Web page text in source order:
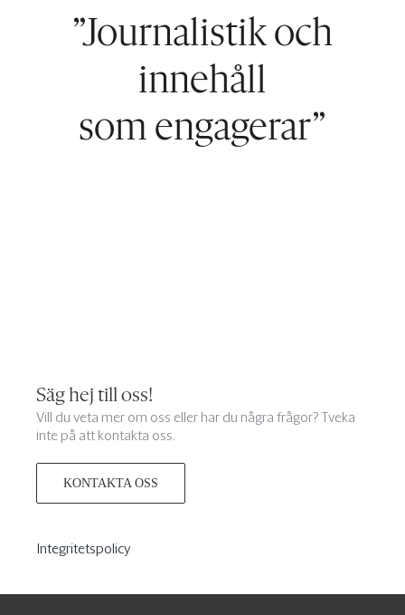
”Journalistik och
innehåll
som engagerar”
Säg hej till oss!
Vill du veta mer om oss eller har du några frågor? Tveka
inte på att kontakta oss.
KONTAKTA OSS
Integritetspolicy